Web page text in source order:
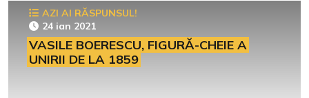
AZI AI RĂSPUNSUL!
24 ian 2021
VASILE BOERESCU, FIGURĂ-CHEIE A
UNIRII DE LA 1859